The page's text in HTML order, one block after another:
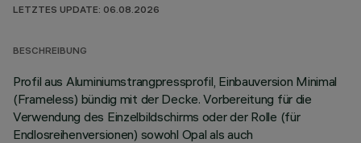
LETZTES UPDATE: 06.08.2026
BESCHREIBUNG
Profil aus Aluminiumstrangpressprofil, Einbauversion Minimal
(Frameless) bündig mit der Decke. Vorbereitung für die
Verwendung des Einzelbildschirms oder der Rolle (für
Endlosreihenversionen) sowohl Opal als auch